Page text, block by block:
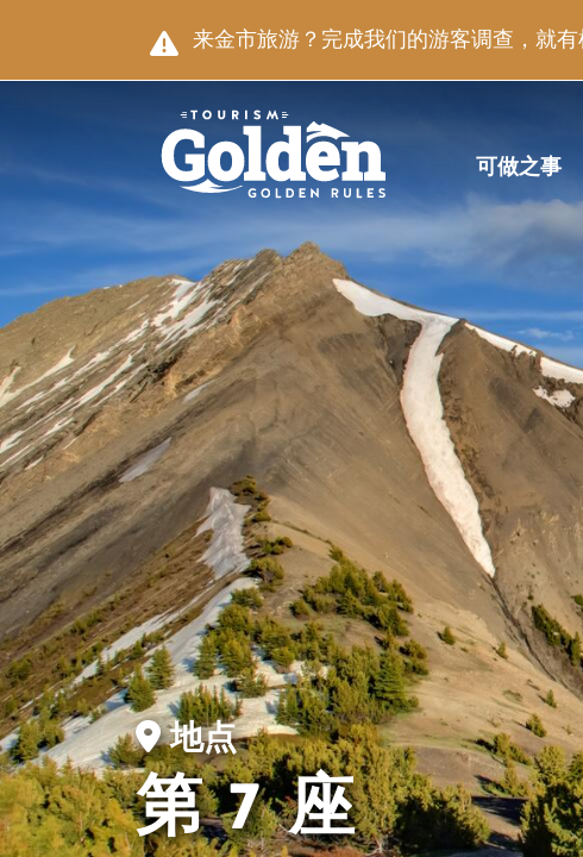
来金市旅游？完成我们的游客调查，就有
可做之事
地点
第 7 座